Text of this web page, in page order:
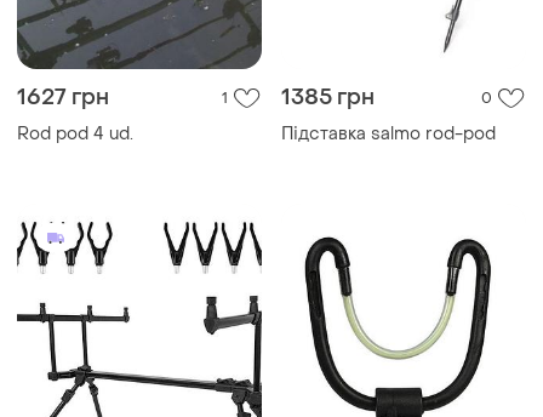
1627 грн 1
Rod pod 4 ud.
1385 грн 0
Підставка salmo rod-pod